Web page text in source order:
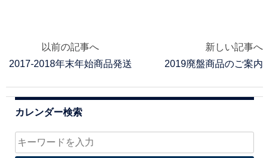
ナ
ビ
ゲ
以前の記事へ
2017-2018年末年始商品発送
新しい記事へ
2019廃盤商品のご案内
カレンダー検索